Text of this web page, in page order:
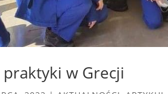
w Grecji